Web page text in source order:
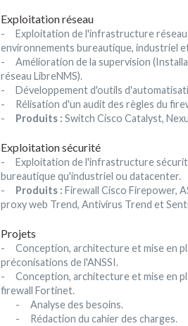
Exploitation réseau
- Exploitation de l'infrastructure réseau
environnements bureautique, industriel
- Amélioration de la supervision
réseau LibreNMS).
- Développement d'outils
- Rélisation d'un audit des règles du
- Produits : Switch Cisco Catalyst,
Exploitation sécurité
- Exploitation de l'infrastructure
bureautique qu'industriel ou datacenter.
- Produits : Firewall Cisco Firepower,
proxy web Trend, Antivirus Trend et
Projets
- Conception, architecture et mise en
préconisations de l'ANSSI.
- Conception, architecture et mise en
firewall Fortinet.
- Analyse des besoins.
- Rédaction du cahier des charges.